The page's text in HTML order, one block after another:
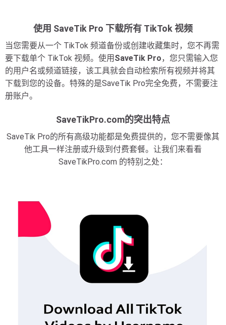
使用 SaveTik Pro 下载所有 TikTok 视频
当您需要从一个 TikTok 频道备份或创建收藏集时，您不再需
要下载单个 TikTok 视频。使用 SaveTik Pro，您只需输入您
的用户名或频道链接，该工具就会自动检索所有视频并将其
下载到您的设备。特殊的是SaveTik Pro完全免费，不需要注
册账户。
SaveTikPro.com的突出特点
SaveTik Pro的所有高级功能都是免费提供的，您不需要像其
他工具一样注册或升级到付费套餐。让我们来看看
SaveTikPro.com 的特别之处：